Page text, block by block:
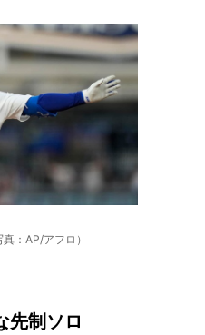
：AP/アフロ）
先制ソロ